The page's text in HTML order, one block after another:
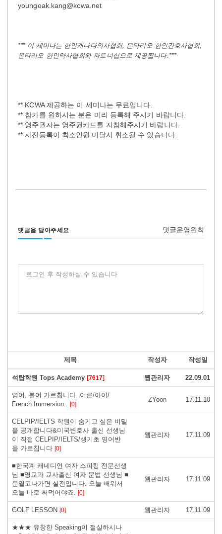
youngoak.kang@kcwa.net
*** 이 세미나는 한인캐나다의사협회, 온타리오 한인간호사협회,
온타리오 한인약사협회와 파트너십으로 제공됩니다.***
** KCWA 제공하는 이 세미나는 무료입니다.
** 참가를 원하시는 분은 미리 등록해 주시기 바랍니다.
** 영주권자는 영주권카드를 지참해주시기 바랍니다.
** 사전등록이 최소인원 미달시 취소될 수 있습니다.
댓글을 달아주세요 댓글운영원칙
로그인 후 작성하실 수 있습니다
제목 작성자 작성일
석탑학원 Tops Academy [7617] 웹관리자 22.09.01
영어, 불어 가르칩니다. 어른/아이/
French Immersion.. [0]
ZYoon 17.11.10
CELPIP/IELTS 학원이 숨기고 싶은 비밀
을 공개합니다&미국변호사 출신 선생님
이 직접 CELPIP/IELTS/생기초 영어반
을 가르칩니다 [0]
웹관리자 17.11.09
■한국계 캐네디언 여자 스피킹 전문선생
님 ■영교과 교사출신 여자 문법 선생님 ■
문열고나가면 실전입니다. 오늘 배워서
오늘 바로 써먹어야죠. [0]
웹관리자 17.11.09
GOLF LESSON [0] 웹관리자 17.11.09
★★★ 유창한 Speaking이 절실하시나